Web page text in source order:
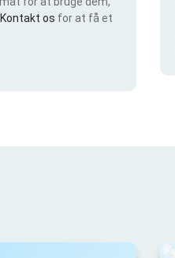
Kontakt os for at få et